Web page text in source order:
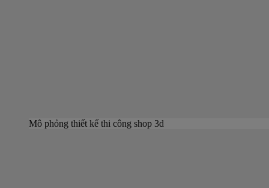
Mô phỏng thiết kế thi công shop 3d